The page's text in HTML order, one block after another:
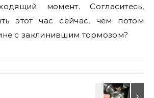
момент. Согласитесь,
этот час сейчас, чем потом
с заклинившим тормозом?